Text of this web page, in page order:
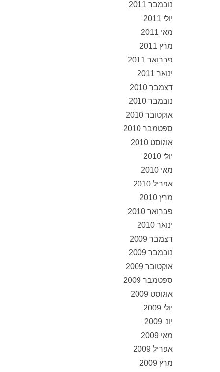
נובמבר 2011
יולי 2011
מאי 2011
מרץ 2011
פברואר 2011
ינואר 2011
דצמבר 2010
נובמבר 2010
אוקטובר 2010
ספטמבר 2010
אוגוסט 2010
יולי 2010
מאי 2010
אפריל 2010
מרץ 2010
פברואר 2010
ינואר 2010
דצמבר 2009
נובמבר 2009
אוקטובר 2009
ספטמבר 2009
אוגוסט 2009
יולי 2009
יוני 2009
מאי 2009
אפריל 2009
מרץ 2009